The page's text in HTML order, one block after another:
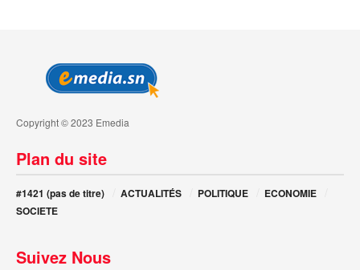
Copyright © 2023 Emedia
Plan du site
#1421 (pas de titre) ACTUALITÉS POLITIQUE
ECONOMIE
SOCIETE
Suivez Nous